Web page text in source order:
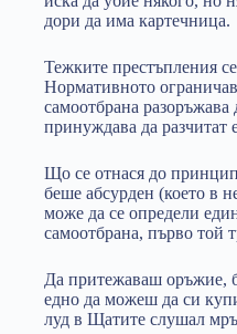
дори да има картечница.
Тежките престъпления
Нормативното
самоотбрана
принуждава да разчитат
Що се отнася до
беше абсурден (което в
може да се определи
самоотбрана, първо той
Да притежаваш оръжие,
едно да можеш да си
луд в Щатите слушал